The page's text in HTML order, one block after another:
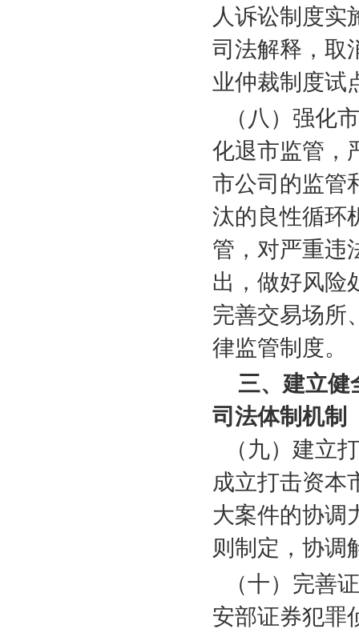
人诉讼制度实
司法解释，取
业仲裁制度试
（八）强化
化退市监管，
市公司的监管
汰的良性循环
管，对严重违
出，做好风险
完善交易场所
律监管制度。
三、建立健
司法体制机制
（九）建立
成立打击资本
大案件的协调
则制定，协调
（十）完善
安部证券犯罪